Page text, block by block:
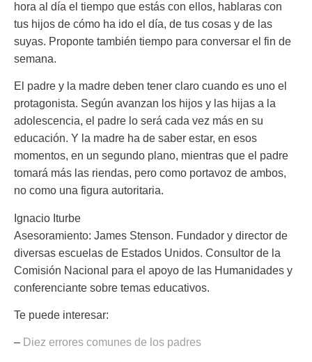
hora al día el tiempo que estás con ellos, hablaras con
tus hijos de cómo ha ido el día, de tus cosas y de las
suyas. Proponte también tiempo para conversar el fin de
semana.
El padre y la madre deben tener claro cuando es uno el
protagonista. Según avanzan los hijos y las hijas a la
adolescencia, el padre lo será cada vez más en su
educación. Y la madre ha de saber estar, en esos
momentos, en un segundo plano, mientras que el padre
tomará más las riendas, pero como portavoz de ambos,
no como una figura autoritaria.
Ignacio Iturbe
Asesoramiento: James Stenson. Fundador y director de
diversas escuelas de Estados Unidos. Consultor de la
Comisión Nacional para el apoyo de las Humanidades y
conferenciante sobre temas educativos.
Te puede interesar:
– Diez errores comunes de los padres